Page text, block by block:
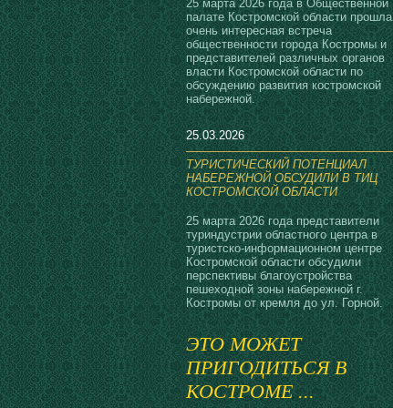
25 марта 2026 года в Общественной
палате Костромской области прошла
очень интересная встреча
общественности города Костромы и
представителей различных органов
власти Костромской области по
обсуждению развития костромской
набережной.
25.03.2026
ТУРИСТИЧЕСКИЙ ПОТЕНЦИАЛ
НАБЕРЕЖНОЙ ОБСУДИЛИ В ТИЦ
КОСТРОМСКОЙ ОБЛАСТИ
25 марта 2026 года представители
туриндустрии областного центра в
туристско-информационном центре
Костромской области обсудили
перспективы благоустройства
пешеходной зоны набережной г.
Костромы от кремля до ул. Горной.
ЭТО МОЖЕТ
ПРИГОДИТЬСЯ В
КОСТРОМЕ ...